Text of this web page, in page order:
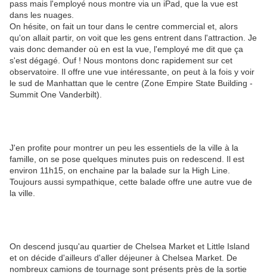
pass mais l'employé nous montre via un iPad, que la vue est
dans les nuages.
On hésite, on fait un tour dans le centre commercial et, alors
qu'on allait partir, on voit que les gens entrent dans l'attraction. Je
vais donc demander où en est la vue, l'employé me dit que ça
s'est dégagé. Ouf ! Nous montons donc rapidement sur cet
observatoire. Il offre une vue intéressante, on peut à la fois y voir
le sud de Manhattan que le centre (Zone Empire State Building -
Summit One Vanderbilt).
J'en profite pour montrer un peu les essentiels de la ville à la
famille, on se pose quelques minutes puis on redescend. Il est
environ 11h15, on enchaine par la balade sur la High Line.
Toujours aussi sympathique, cette balade offre une autre vue de
la ville.
On descend jusqu'au quartier de Chelsea Market et Little Island
et on décide d'ailleurs d'aller déjeuner à Chelsea Market. De
nombreux camions de tournage sont présents près de la sortie